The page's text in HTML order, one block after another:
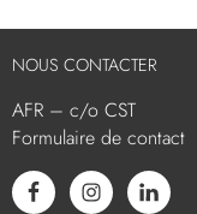
NOUS CONTACTER
AFR – c/o CST
Formulaire de contact